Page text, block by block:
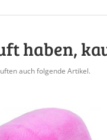
haben,
auch folgende Artikel.